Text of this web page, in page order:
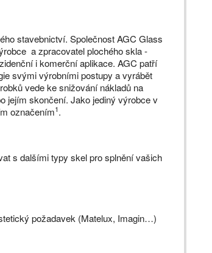
stavebnictví. Společnost AGC Glass
a zpracovatel plochého skla -
i komerční aplikace. AGC patří
svými výrobními postupy a vyrábět
vede ke snižování nákladů na
jejím skončení. Jako jediný výrobce v
označením1.
s dalšími typy skel pro splnění vašich
požadavek (Matelux, Imagin…)